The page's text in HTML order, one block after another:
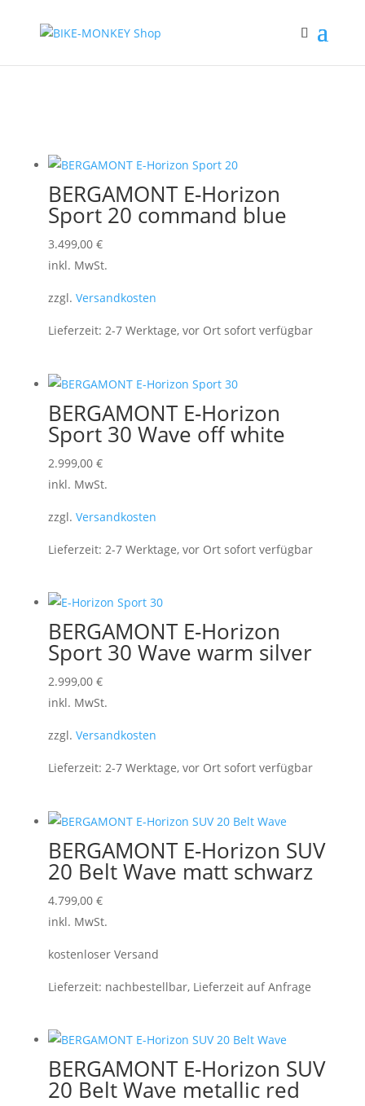
BERGAMONT E-Horizon
Sport 20 command blue
3.499,00 €
inkl. MwSt.
zzgl. Versandkosten
Lieferzeit: 2-7 Werktage, vor Ort sofort verfügbar
BERGAMONT E-Horizon
Sport 30 Wave off white
2.999,00 €
inkl. MwSt.
zzgl. Versandkosten
Lieferzeit: 2-7 Werktage, vor Ort sofort verfügbar
BERGAMONT E-Horizon
Sport 30 Wave warm silver
2.999,00 €
inkl. MwSt.
zzgl. Versandkosten
Lieferzeit: 2-7 Werktage, vor Ort sofort verfügbar
BERGAMONT E-Horizon SUV
20 Belt Wave matt schwarz
4.799,00 €
inkl. MwSt.
kostenloser Versand
Lieferzeit: nachbestellbar, Lieferzeit auf Anfrage
BERGAMONT E-Horizon SUV
20 Belt Wave metallic red